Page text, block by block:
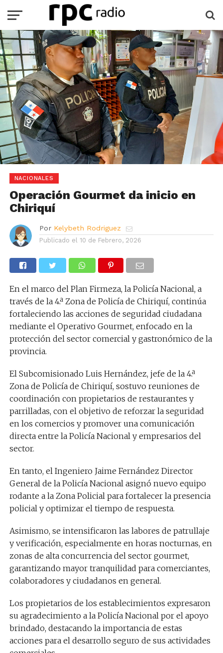
NACIONALES
Operación Gourmet da inicio en
Chiriquí
Por Kelybeth Rodriguez
Publicado el 10 de Febrero, 2026
En el marco del Plan Firmeza, la Policía Nacional, a
través de la 4.ª Zona de Policía de Chiriquí, continúa
fortaleciendo las acciones de seguridad ciudadana
mediante el Operativo Gourmet, enfocado en la
protección del sector comercial y gastronómico de la
provincia.
El Subcomisionado Luis Hernández, jefe de la 4.ª
Zona de Policía de Chiriquí, sostuvo reuniones de
coordinación con propietarios de restaurantes y
parrilladas, con el objetivo de reforzar la seguridad
en los comercios y promover una comunicación
directa entre la Policía Nacional y empresarios del
sector.
En tanto, el Ingeniero Jaime Fernández Director
General de la Policía Nacional asignó nuevo equipo
rodante a la Zona Policial para fortalecer la presencia
policial y optimizar el tiempo de respuesta.
Asimismo, se intensificaron las labores de patrullaje
y verificación, especialmente en horas nocturnas, en
zonas de alta concurrencia del sector gourmet,
garantizando mayor tranquilidad para comerciantes,
colaboradores y ciudadanos en general.
Los propietarios de los establecimientos expresaron
su agradecimiento a la Policía Nacional por el apoyo
brindado, destacando la importancia de estas
acciones para el desarrollo seguro de sus actividades